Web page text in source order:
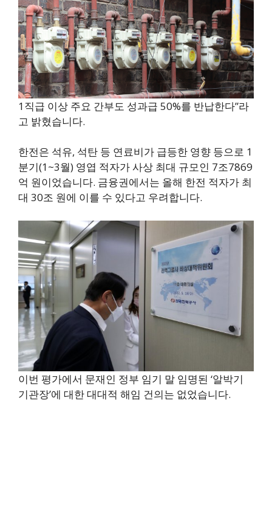
1직급 이상 주요 간부도 성과급 50%를 반납한다”라
고 밝혔습니다.
한전은 석유, 석탄 등 연료비가 급등한 영향 등으로 1
분기(1~3월) 영엽 적자가 사상 최대 규모인 7조7869
억 원이었습니다. 금융권에서는 올해 한전 적자가 최
대 30조 원에 이를 수 있다고 우려합니다.
이번 평가에서 문재인 정부 임기 말 임명된 ‘알박기
기관장’에 대한 대대적 해임 건의는 없었습니다.